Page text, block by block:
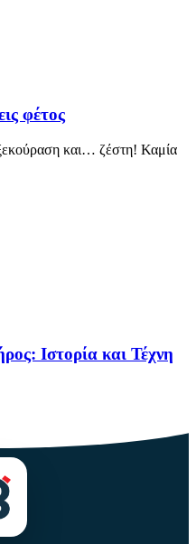
φέτος
και… ζέστη! Καμία
Ιστορία και Τέχνη